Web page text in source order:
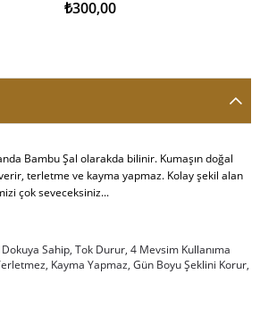
₺300,00
Bambu Şal olarakda bilinir. Kumaşın doğal
terletme ve kayma yapmaz. Kolay şekil alan
çok seveceksiniz...
Sahip, Tok Durur, 4 Mevsim Kullanıma
Kayma Yapmaz, Gün Boyu Şeklini Korur,